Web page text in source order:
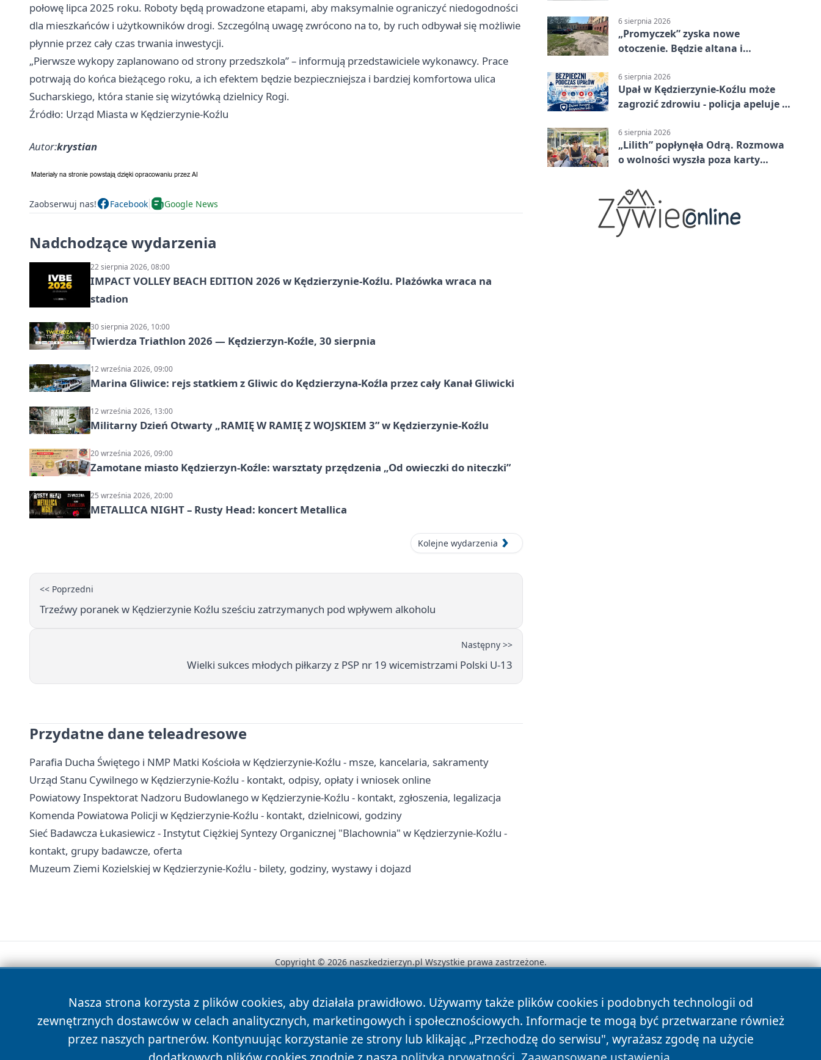
połowę lipca 2025 roku. Roboty będą prowadzone etapami, aby maksymalnie ograniczyć niedogodności
dla mieszkańców i użytkowników drogi. Szczególną uwagę zwrócono na to, by ruch odbywał się możliwie
płynnie przez cały czas trwania inwestycji.
„Pierwsze wykopy zaplanowano od strony przedszkola” – informują przedstawiciele wykonawcy. Prace
potrwają do końca bieżącego roku, a ich efektem będzie bezpieczniejsza i bardziej komfortowa ulica
Sucharskiego, która stanie się wizytówką dzielnicy Rogi.
Źródło: Urząd Miasta w Kędzierzynie-Koźlu
Autor:krystian
Zaobserwuj nas! Facebook Google News
Nadchodzące wydarzenia
22 sierpnia 2026, 08:00
IMPACT VOLLEY BEACH EDITION 2026 w Kędzierzynie-Koźlu. Plażówka wraca na
stadion
30 sierpnia 2026, 10:00
Twierdza Triathlon 2026 — Kędzierzyn-Koźle, 30 sierpnia
12 września 2026, 09:00
Marina Gliwice: rejs statkiem z Gliwic do Kędzierzyna-Koźla przez cały Kanał Gliwicki
12 września 2026, 13:00
Militarny Dzień Otwarty „RAMIĘ W RAMIĘ Z WOJSKIEM 3” w Kędzierzynie-Koźlu
20 września 2026, 09:00
Zamotane miasto Kędzierzyn-Koźle: warsztaty przędzenia „Od owieczki do niteczki”
25 września 2026, 20:00
METALLICA NIGHT – Rusty Head: koncert Metallica
Kolejne wydarzenia
<< Poprzedni
Trzeźwy poranek w Kędzierzynie Koźlu sześciu zatrzymanych pod wpływem alkoholu
Następny >>
Wielki sukces młodych piłkarzy z PSP nr 19 wicemistrzami Polski U-13
Przydatne dane teleadresowe
Parafia Ducha Świętego i NMP Matki Kościoła w Kędzierzynie-Koźlu - msze, kancelaria, sakramenty
Urząd Stanu Cywilnego w Kędzierzynie-Koźlu - kontakt, odpisy, opłaty i wniosek online
Powiatowy Inspektorat Nadzoru Budowlanego w Kędzierzynie-Koźlu - kontakt, zgłoszenia, legalizacja
Komenda Powiatowa Policji w Kędzierzynie-Koźlu - kontakt, dzielnicowi, godziny
Sieć Badawcza Łukasiewicz - Instytut Ciężkiej Syntezy Organicznej "Blachownia" w Kędzierzynie-Koźlu -
kontakt, grupy badawcze, oferta
Muzeum Ziemi Kozielskiej w Kędzierzynie-Koźlu - bilety, godziny, wystawy i dojazd
6 sierpnia 2026
„Promyczek” zyska nowe
otoczenie. Będzie altana i
6 sierpnia 2026
Upał w Kędzierzynie-Koźlu może
zagrozić zdrowiu - policja apeluje o
6 sierpnia 2026
„Lilith” popłynęła Odrą. Rozmowa
o wolności wyszła poza karty
Nasza strona korzysta z plików cookies, aby działała prawidłowo. Używamy także plików cookies i podobnych technologii od
zewnętrznych dostawców w celach analitycznych, marketingowych i społecznościowych. Informacje te mogą być przetwarzane również
przez naszych partnerów. Kontynuując korzystanie ze strony lub klikając „Przechodzę do serwisu", wyrażasz zgodę na użycie
Copyright © 2026 naszkedzierzyn.pl Wszystkie prawa zastrzeżone.
News Autorzy Polityka Prywatności Polityka Cookies